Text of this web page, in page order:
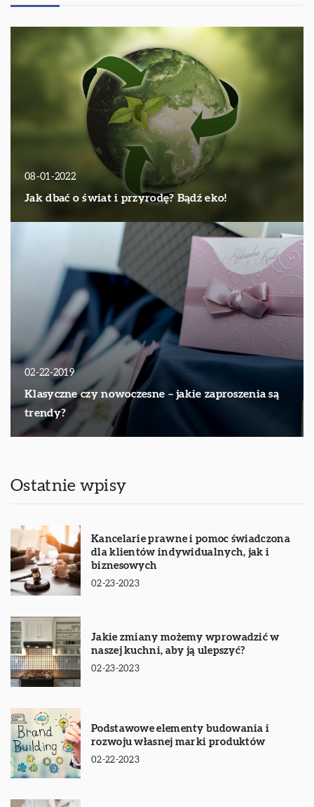
08-01-2022
Jak dbać o świat i przyrodę? Bądź eko!
02-22-2019
Klasyczne czy nowoczesne – jakie zaproszenia są
trendy?
Ostatnie wpisy
Kancelarie prawne i pomoc świadczona
dla klientów indywidualnych, jak i
biznesowych
02-23-2023
Jakie zmiany możemy wprowadzić w
naszej kuchni, aby ją ulepszyć?
02-23-2023
Podstawowe elementy budowania i
rozwoju własnej marki produktów
02-22-2023